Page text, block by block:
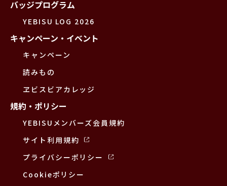
バッジプログラム
YEBISU LOG 2026
キャンペーン・イベント
キャンペーン
読みもの
ヱビスビアカレッジ
規約・ポリシー
YEBISUメンバーズ会員規約
サイト利用規約
プライバシーポリシー
Cookieポリシー